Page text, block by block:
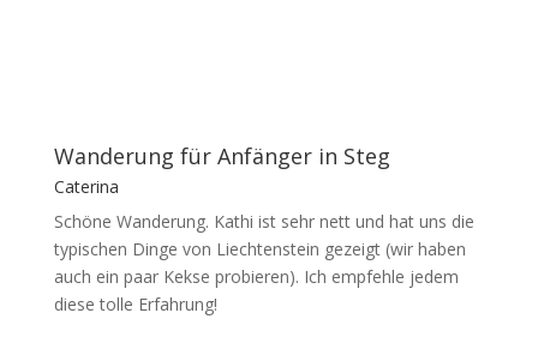
Wanderung für Anfänger in Steg
Caterina
Schöne Wanderung. Kathi ist sehr nett und hat uns die
typischen Dinge von Liechtenstein gezeigt (wir haben
auch ein paar Kekse probieren). Ich empfehle jedem
diese tolle Erfahrung!